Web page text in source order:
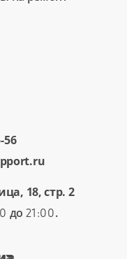
56
18, стр. 2
до 21:00.